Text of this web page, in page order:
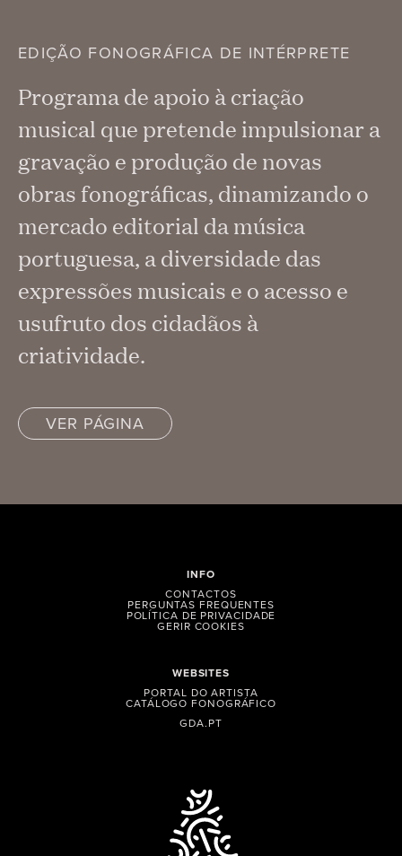
EDIÇÃO FONOGRÁFICA DE INTÉRPRETE
Programa de apoio à criação
musical que pretende impulsionar a
gravação e produção de novas
obras fonográficas, dinamizando o
mercado editorial da música
portuguesa, a diversidade das
expressões musicais e o acesso e
usufruto dos cidadãos à
criatividade.
VER PÁGINA
WEBSITES
PORTAL DO ARTISTA
CATÁLOGO FONOGRÁFICO
GDA.PT
INFO
CONTACTOS
PERGUNTAS FREQUENTES
POLÍTICA DE PRIVACIDADE
GERIR COOKIES